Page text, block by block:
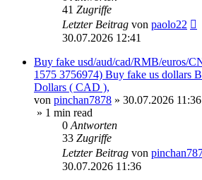
41 Zugriffe
Letzter Beitrag von paolo22
30.07.2026 12:41
Buy fake usd/aud/cad/RMB/euros/
1575 3756974) Buy fake us dollars
Dollars ( CAD ),
von pinchan7878 » 30.07.2026 11:36
» 1 min read
0 Antworten
33 Zugriffe
Letzter Beitrag von
30.07.2026 11:36